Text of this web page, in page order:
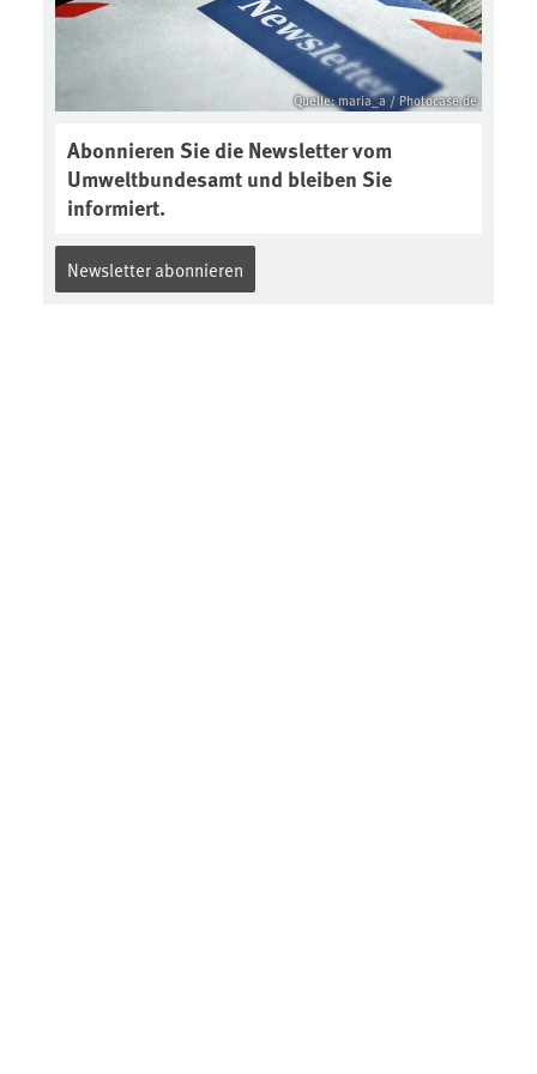
https://soilcast.de/interview/sc20
2-interview-die-kuer-der-krume/
Quelle: maria_a / Photocase.de
Abonnieren Sie die Newsletter vom
Umweltbundesamt und bleiben Sie
informiert.
Newsletter abonnieren